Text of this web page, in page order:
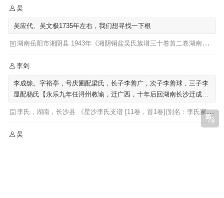
吴
吴应代、吴文极1735年左右，我们想寻找一下根
湖南岳阳市湘阴县 1943年《湘阴铜盆吴氏族谱三十卷首二卷湖南省岳阳市湘阴县》发祥堂|吴楚椿（主修）
李剑
李成馀。字裕亭，号庆圃配梁氏，长子李善广，次子李善球，三子李
显配杨氏【永乐九年任浔州教谕，迁广西，十年后回湖南长沙迁成馀
李氏，湖南，长沙县 《星沙李氏支谱 [11卷，首1卷](别名：李氏家乘)》李芳城 ...[等]主修 ; 李沛华 ... [等]纂修
吴